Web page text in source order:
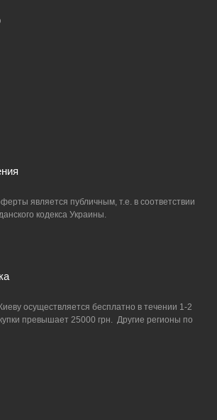
является публичным, т.е. в соответствии
кодекса Украины.
осуществляется бесплатно в течении 1-2
превышает 25000 грн. Другие регионы по